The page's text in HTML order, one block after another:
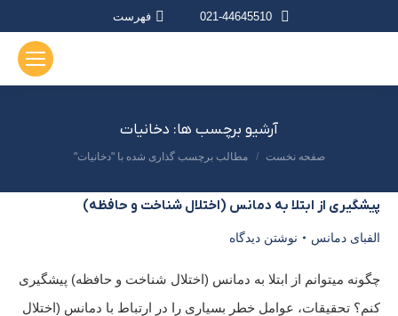
021-44645510 فهرست
آرشیو برچسب ها: دخانیات
مکان شما:
صفحه نخست مطالب برچسب گذاری شده با "دخانیات"
پیشگیری از ابتلا به دمانس (اختلال شناخت و حافظه)
الفبای دمانس نوشتن دیدگاه
چگونه میتوانم از ابتلا به دمانس (اختلال شناخت و حافظه) پیشگیری
کنم؟ تحقیقات، عوامل خطر بسیاری را در ارتباط با دمانس (اختلال